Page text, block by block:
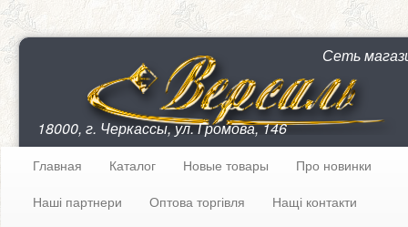
Сеть
18000, г. Черкассы, ул. Громова, 146
Главная Каталог Новые товары
Про новинки
Наші партнери
Оптова торгівля
Нащі контакти